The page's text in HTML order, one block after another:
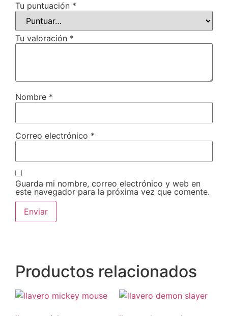
Tu puntuación *
Tu valoración *
Nombre *
Correo electrónico *
Guarda mi nombre, correo electrónico y web en
este navegador para la próxima vez que comente.
Productos relacionados